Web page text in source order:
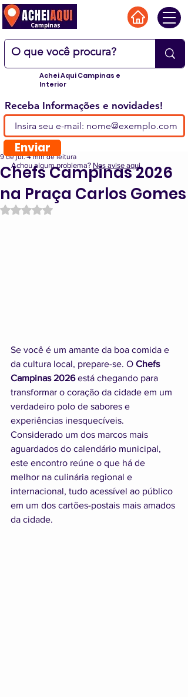
Achei Aqui Campinas e
Interior
Chefs Campinas 2026
na Praça Carlos Gomes
9 de jul. 4 min de leitura
Avaliado com NaN de 5 estrelas.
Se você é um amante da boa comida e
da cultura local, prepare-se. O Chefs
Campinas 2026 está chegando para
transformar o coração da cidade em um
verdadeiro polo de sabores e
experiências inesquecíveis.
Considerado um dos marcos mais
aguardados do calendário municipal,
este encontro reúne o que há de
melhor na culinária regional e
internacional, tudo acessível ao público
em um dos cartões-postais mais amados
da cidade.
Receba Informações e novidades!
Enviar
Achou algum problema? Nos avise aqui.